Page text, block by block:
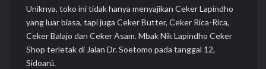
Uniknya, toko ini tidak hanya menyajikan Ceker Lapindho
yang luar biasa, tapi juga Ceker Butter, Ceker Rica-Rica,
Ceker Balajo dan Ceker Asam. Mbak Nik Lapindho Ceker
Shop terletak di Jalan Dr. Soetomo pada tanggal 12,
Sidoarú.